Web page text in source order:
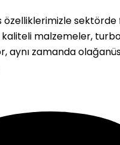
özelliklerimizle
kaliteli malzemeler,
aynı zamanda